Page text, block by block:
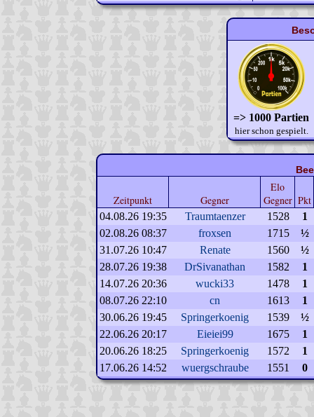
=> 1000 Partien
hier schon gespielt.
Zeitpunkt Gegner
Elo
Gegner Pkt
04.08.26 19:35 Traumtaenzer 1528
1
02.08.26 08:37
froxsen 1715
½
31.07.26 10:47
Renate 1560
½
28.07.26 19:38
DrSivanathan 1582
1
14.07.26 20:36
wucki33 1478
1
08.07.26 22:10
cn 1613
1
30.06.26 19:45
Springerkoenig 1539
½
22.06.26 20:17
Eieiei99 1675
1
20.06.26 18:25
Springerkoenig 1572
1
17.06.26 14:52
wuergschraube 1551 0